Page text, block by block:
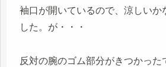
袖口が開いているので、涼しいか
した。が・・・
反対の腕のゴム部分がきつかった